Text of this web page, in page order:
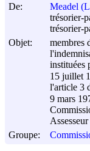
De:
Meadel
trésorier-
trésorier-
Objet:
membres
instituées
15 juillet
l'article 3
9 mars
Groupe: